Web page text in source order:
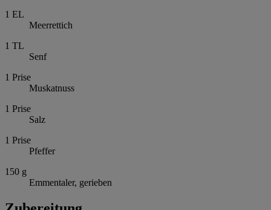
1 EL
Meerrettich
1 TL
Senf
1 Prise
Muskatnuss
1 Prise
Salz
1 Prise
Pfeffer
150 g
Emmentaler, gerieben